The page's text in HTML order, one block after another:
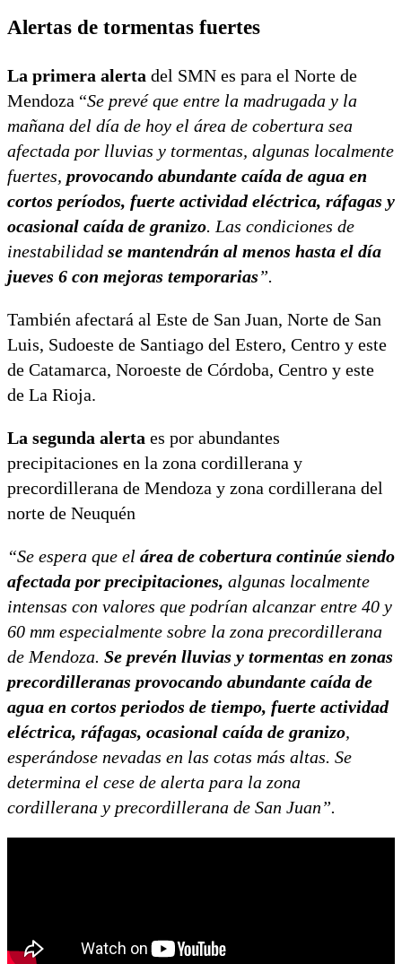
Alertas de tormentas fuertes
La primera alerta del SMN es para el Norte de
Mendoza “Se prevé que entre la madrugada y la
mañana del día de hoy el área de cobertura sea
afectada por lluvias y tormentas, algunas localmente
fuertes, provocando abundante caída de agua en
cortos períodos, fuerte actividad eléctrica, ráfagas y
ocasional caída de granizo. Las condiciones de
inestabilidad se mantendrán al menos hasta el día
jueves 6 con mejoras temporarias”.
También afectará al Este de San Juan, Norte de San
Luis, Sudoeste de Santiago del Estero, Centro y este
de Catamarca, Noroeste de Córdoba, Centro y este
de La Rioja.
La segunda alerta es por abundantes
precipitaciones en la zona cordillerana y
precordillerana de Mendoza y zona cordillerana del
norte de Neuquén
“Se espera que el área de cobertura continúe siendo
afectada por precipitaciones, algunas localmente
intensas con valores que podrían alcanzar entre 40 y
60 mm especialmente sobre la zona precordillerana
de Mendoza. Se prevén lluvias y tormentas en zonas
precordilleranas provocando abundante caída de
agua en cortos periodos de tiempo, fuerte actividad
eléctrica, ráfagas, ocasional caída de granizo,
esperándose nevadas en las cotas más altas. Se
determina el cese de alerta para la zona
cordillerana y precordillerana de San Juan”.